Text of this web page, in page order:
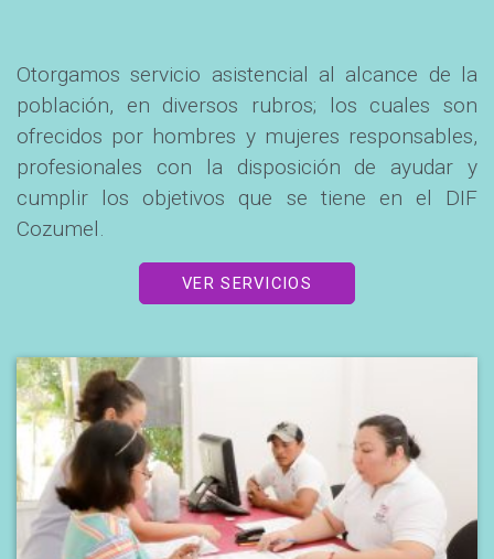
Otorgamos servicio asistencial al alcance de la
población, en diversos rubros; los cuales son
ofrecidos por hombres y mujeres responsables,
profesionales con la disposición de ayudar y
cumplir los objetivos que se tiene en el DIF
Cozumel.
VER SERVICIOS